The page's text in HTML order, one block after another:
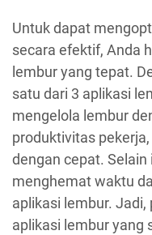
Untuk dapat
secara efektif, Anda
lembur yang tepat.
satu dari 3 aplikasi
mengelola lembur
produktivitas
dengan cepat.
menghemat waktu
aplikasi lembur.
aplikasi lembur yang